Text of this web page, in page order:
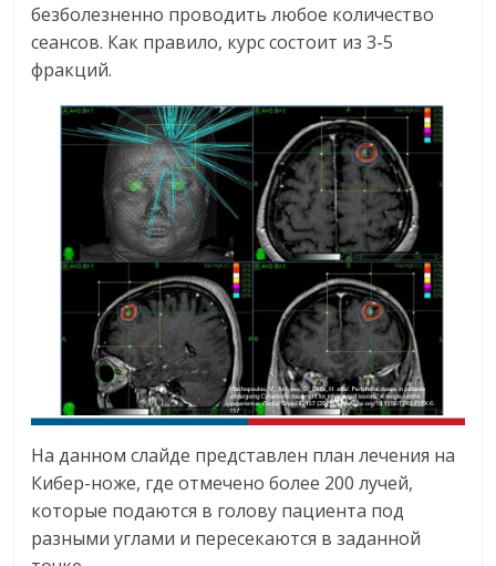
безболезненно проводить любое количество
сеансов. Как правило, курс состоит из 3-5
фракций.
На данном слайде представлен план лечения на
Кибер-ноже, где отмечено более 200 лучей,
которые подаются в голову пациента под
разными углами и пересекаются в заданной